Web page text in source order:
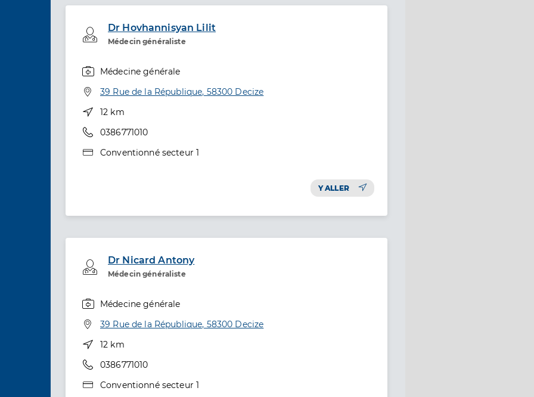
Dr Hovhannisyan Lilit
Médecin généraliste
Professionel de santé
Médecine générale
Adresse
39 Rue de la République, 58300 Decize
Distance
12 km
Téléphone
0386771010
Type de convention
Conventionné secteur 1
Y ALLER
Dr Nicard Antony
Médecin généraliste
Professionel de santé
Médecine générale
Adresse
39 Rue de la République, 58300 Decize
Distance
12 km
Téléphone
0386771010
Type de convention
Conventionné secteur 1